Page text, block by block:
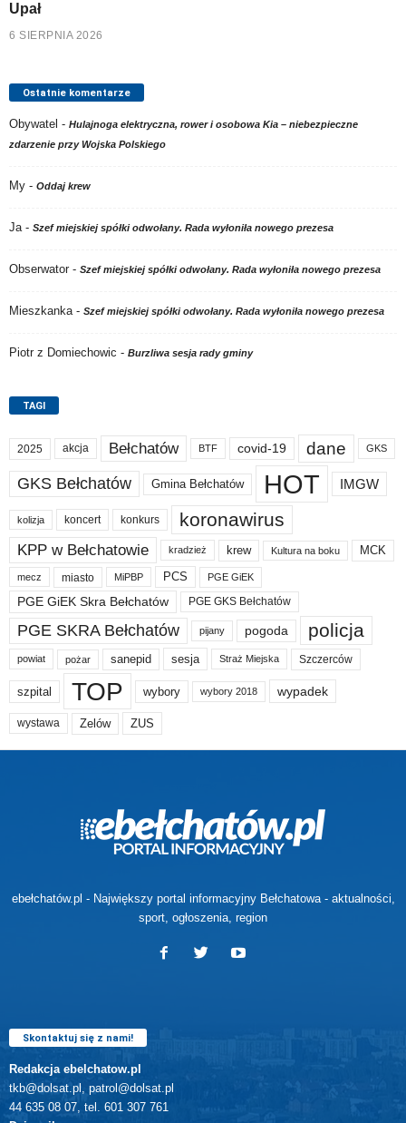
Upał
6 SIERPNIA 2026
Ostatnie komentarze
Obywatel - Hulajnoga elektryczna, rower i osobowa Kia – niebezpieczne
zdarzenie przy Wojska Polskiego
My - Oddaj krew
Ja- Szef miejskiej spółki odwołany. Rada wyłoniła nowego prezesa
Obserwator - Szef miejskiej spółki odwołany. Rada wyłoniła nowego prezesa
Mieszkanka- Szef miejskiej spółki odwołany. Rada wyłoniła nowego prezesa
Piotr z Domiechowic - Burzliwa sesja rady gminy
TAGI
2025 akcja Bełchatów BTF covid-19 dane GKS
GKS Bełchatów Gmina Bełchatów HOT IMGW
kolizja koncert konkurs koronawirus
KPP w Bełchatowie kradzież krew Kultura na boku MCK
mecz miasto MiPBP PCS PGE GiEK
PGE GiEK Skra Bełchatów PGE GKS Bełchatów
PGE SKRA Bełchatów pijany pogoda policja
powiat pożar sanepid sesja Straż Miejska Szczerców
szpital TOP wybory wybory 2018 wypadek
wystawa Zelów ZUS
ebełchatów.pl - Największy portal informacyjny Bełchatowa - aktualności,
sport, ogłoszenia, region
Skontaktuj się z nami!
Redakcja ebelchatow.pl
tkb@dolsat.pl, patrol@dolsat.pl
44 635 08 07, tel. 601 307 761